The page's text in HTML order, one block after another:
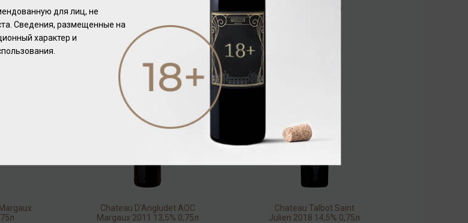
20 160.00 ₽
красное
Chateau D'Angludet AOC
Margaux 2011 13,5% 0,75л
Chateau Talbot Saint
Julien 2018 14,5% 0,75л
для лиц, не
Сведения, размещенные на
характер и